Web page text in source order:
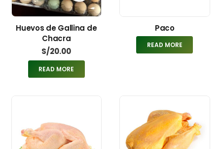
Huevos de Gallina de
Chacra
S/20.00
READ MORE
Paco
READ MORE